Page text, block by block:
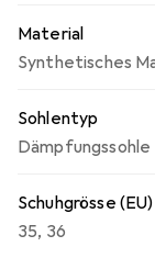
Material
Synthetisches
Sohlentyp
Dämpfungssohle
Schuhgrösse (EU)
35, 36